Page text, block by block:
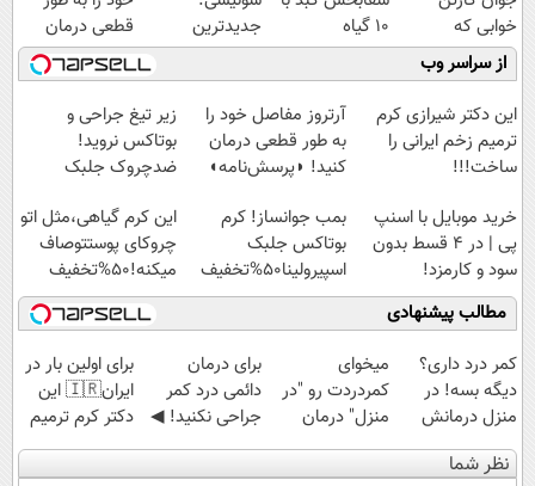
خوابی که
میلیاردر شد.
آموزش رایگان
10 گیاه
موثر(تخفیف تا
امشب)
جدیدترین
فناوری اروپا،
سبک و مقاوم |
پرداخت قسطی
قطعی درمان
کنید!
◗پرسش‌نامه◖
از سراسر وب
این دکتر شیرازی کرم
ترمیم زخم ایرانی را
ساخت!!!
آرتروز مفاصل خود را
به طور قطعی درمان
کنید! ◗پرسش‌نامه◖
زیر تیغ جراحی و
بوتاکس نروید!
ضدچروک جلبک
خرید موبایل با اسنپ
پی | در ۴ قسط بدون
سود و کارمزد!
بمب جوانساز! کرم
بوتاکس جلبک
اسپیرولینا50%تخفیف
این کرم گیاهی،مثل اتو
چروکای پوستتوصاف
میکنه!50%تخفیف
مطالب پیشنهادی
کمر درد داری؟
دیگه بسه! در
منزل درمانش
کن
(◀پرسش‌نامه)
میخوای
کمردردت رو "در
منزل" درمان
کنی؟ (◂فیلم +
◂پرسش‌نامه)
برای درمان
دائمی درد کمر
جراحی نکنید! ◀
پرسش‌نامه رو پر
کن ▶
برای اولین بار در
ایران🇮🇷 این
دکتر کرم ترمیم
کننده 23 روزه
ساخت!
نظر شما